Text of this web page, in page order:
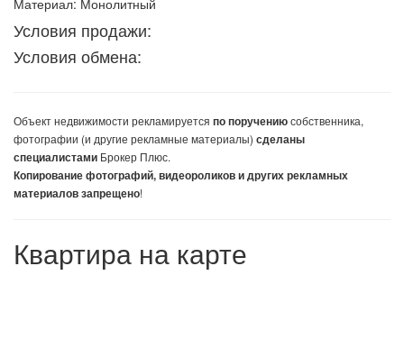
Материал: Монолитный
Условия продажи:
Условия обмена:
Объект недвижимости рекламируется по поручениюсобственника,
фотографии (и другие рекламные материалы) сделаны
специалистами Брокер Плюс.
Копирование фотографий, видеороликов и других рекламных
материалов запрещено!
Квартира на карте